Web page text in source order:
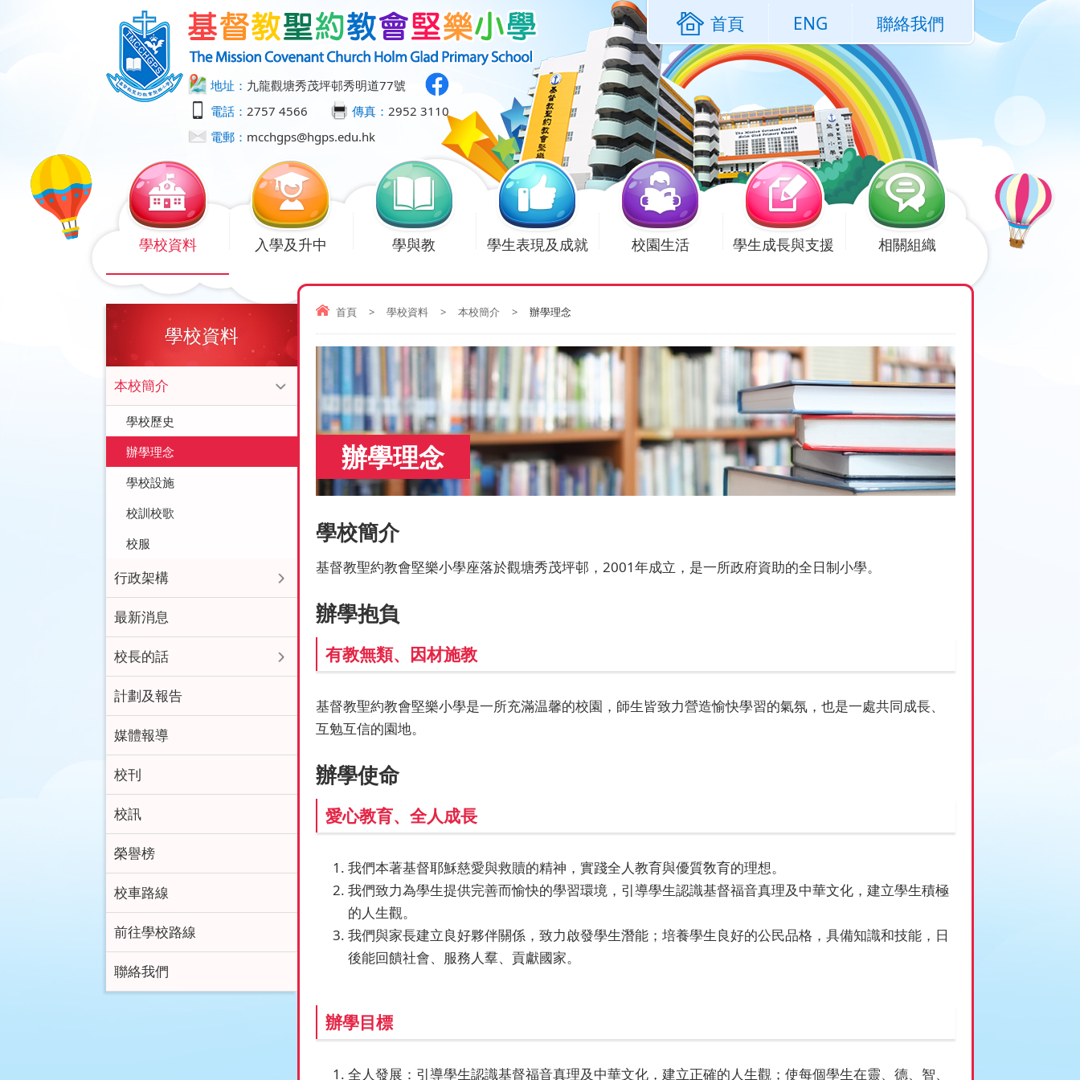
地址： 九龍觀塘秀茂坪邨秀明道77號
電話： 2757 4566 傳真： 2952 3110
電郵： mcchgps@hgps.edu.hk
首頁 ENG 聯絡我們
學校資料 入學及升中 學與教 學生表現及成就 校園生活 學生成長與支援 相關組織
首頁 > 學校資料 > 本校簡介 > 辦學理念
辦學理念
學校簡介
基督教聖約教會堅樂小學座落於觀塘秀茂坪邨，2001年成立，是一所政府資助的全日制小學。
辦學抱負
有教無類、因材施教
基督教聖約教會堅樂小學是一所充滿温馨的校園，師生皆致力營造愉快學習的氣氛，也是一處共同成長、
互勉互信的園地。
辦學使命
愛心教育、全人成長
我們本著基督耶穌慈愛與救贖的精神，實踐全人教育與優質敎育的理想。
我們致力為學生提供完善而愉快的學習環境，引導學生認識基督福音真理及中華文化，建立學生積極
的人生觀。
我們與家長建立良好夥伴關係，致力啟發學生潛能；培養學生良好的公民品格，具備知識和技能，日
後能回饋社會、服務人羣、貢獻國家。
辦學目標
全人發展：引導學生認識基督福音真理及中華文化，建立正確的人生觀；使每個學生在靈、德、智、
學校資料
本校簡介
學校歷史
辦學理念
學校設施
校訓校歌
校服
行政架構
最新消息
校長的話
計劃及報告
媒體報導
校刊
校訊
榮譽榜
校車路線
前往學校路線
聯絡我們